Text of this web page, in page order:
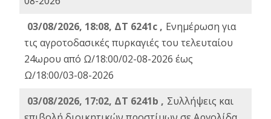
03/08/2026, 18:08, ΔΤ 6241c , Ενημέρωση για
τις αγροτοδασικές πυρκαγιές του τελευταίου
24ωρου από Ω/18:00/02-08-2026 έως
Ω/18:00/03-08-2026
03/08/2026, 17:02, ΔΤ 6241b , Συλλήψεις και